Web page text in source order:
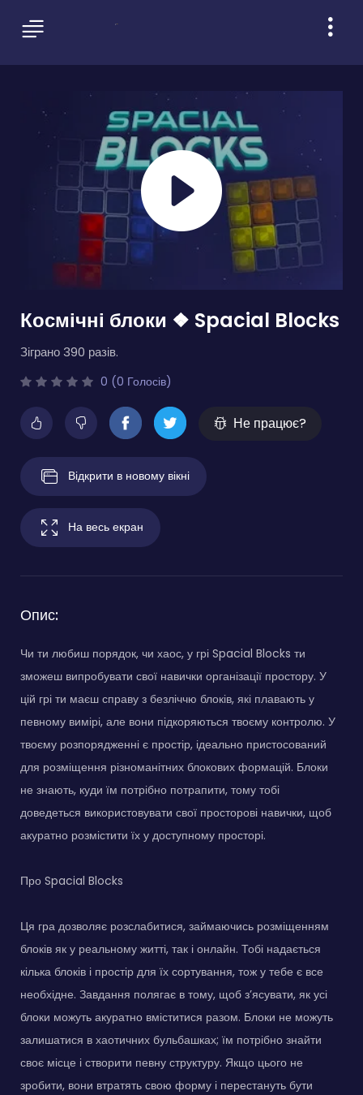
Космічні блоки ❖ Spacial Blocks
Зіграно 390 разів.
0 (0 Голосів)
Не працює?
Відкрити в новому вікні
На весь екран
Опис:
Чи ти любиш порядок, чи хаос, у грі Spacial Blocks ти
зможеш випробувати свої навички організації простору. У
цій грі ти маєш справу з безліччю блоків, які плавають у
певному вимірі, але вони підкоряються твоєму контролю. У
твоєму розпорядженні є простір, ідеально пристосований
для розміщення різноманітних блокових формацій. Блоки
не знають, куди їм потрібно потрапити, тому тобі
доведеться використовувати свої просторові навички, щоб
акуратно розмістити їх у доступному просторі.
Про Spacial Blocks
Ця гра дозволяє розслабитися, займаючись розміщенням
блоків як у реальному житті, так і онлайн. Тобі надається
кілька блоків і простір для їх сортування, тож у тебе є все
необхідне. Завдання полягає в тому, щоб з’ясувати, як усі
блоки можуть акуратно вміститися разом. Блоки не можуть
залишатися в хаотичних бульбашках; їм потрібно знайти
своє місце і створити певну структуру. Якщо цього не
зробити, вони втратять свою форму і перестануть бути